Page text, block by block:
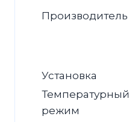
Производитель
Установка
Температурный
режим